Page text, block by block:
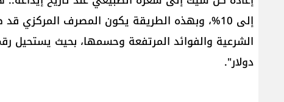
إلى 10%، وبهذه الطريقة يكون المصرف
دولار".